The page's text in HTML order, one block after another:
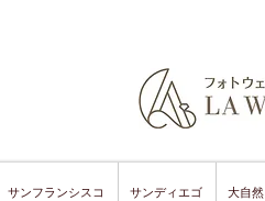
サンフランシスコ サンディエゴ 大自然